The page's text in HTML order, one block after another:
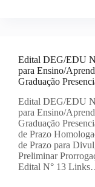
Edital DEG/EDU
para Ensino/
Graduação
Edital DEG/EDU
para Ensino/
Graduação
de Prazo
de Prazo para
Preliminar
Edital N° 13